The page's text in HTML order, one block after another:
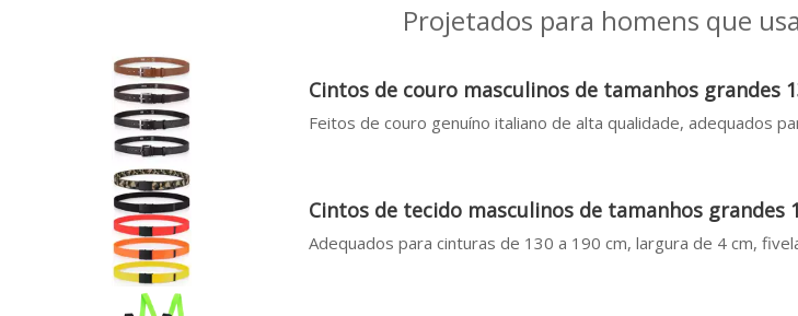
Projetados para homens que
Cintos de couro masculinos de tamanhos grandes
Feitos de couro genuíno italiano de alta qualidade, adequados
Cintos de tecido masculinos de tamanhos grandes
Adequados para cinturas de 130 a 190 cm, largura de 4 cm,